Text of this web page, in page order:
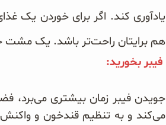
یادآوری کند. اگر برای خوردن یک
هم برایتان راحت‌تر باشد. یک مشت
فیبر بخورید:
جویدن فیبر زمان بیشتری می‌برد،
می‌کند و به تنظیم قندخون و